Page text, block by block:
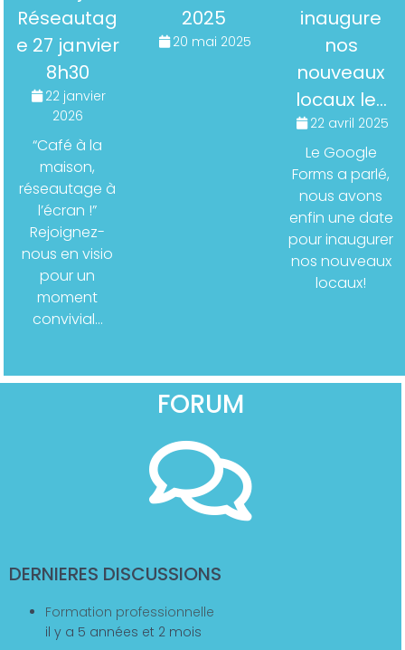
Réseautag
e 27 janvier
8h30
22 janvier
2026
“Café à la
maison,
réseautage à
l’écran !”
Rejoignez-
nous en visio
pour un
moment
convivial…
2025
20 mai 2025
inaugure
nos
nouveaux
locaux le…
22 avril 2025
Le Google
Forms a parlé,
nous avons
enfin une date
pour inaugurer
nos nouveaux
locaux!
FORUM
DERNIERES DISCUSSIONS
Formation professionnelle
il y a 5 années et 2 mois